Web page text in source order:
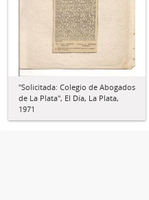
"Solicitada: Colegio de Abogados
de La Plata", El Día, La Plata,
1971